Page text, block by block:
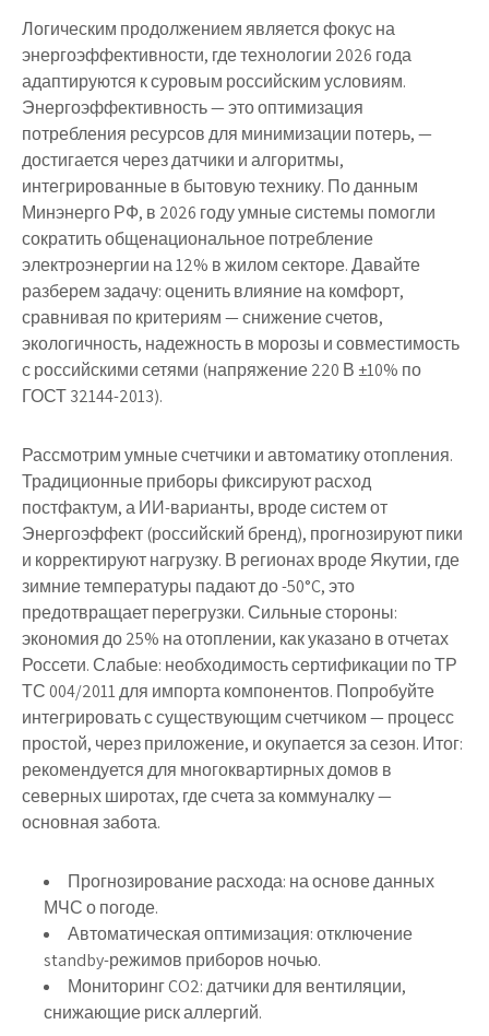
Логическим продолжением является фокус на
энергоэффективности, где технологии 2026 года
адаптируются к суровым российским условиям.
Энергоэффективность — это оптимизация
потребления ресурсов для минимизации потерь, —
достигается через датчики и алгоритмы,
интегрированные в бытовую технику. По данным
Минэнерго РФ, в 2026 году умные системы помогли
сократить общенациональное потребление
электроэнергии на 12% в жилом секторе. Давайте
разберем задачу: оценить влияние на комфорт,
сравнивая по критериям — снижение счетов,
экологичность, надежность в морозы и совместимость
с российскими сетями (напряжение 220 В ±10% по
ГОСТ 32144-2013).
Рассмотрим умные счетчики и автоматику отопления.
Традиционные приборы фиксируют расход
постфактум, а ИИ-варианты, вроде систем от
Энергоэффект (российский бренд), прогнозируют пики
и корректируют нагрузку. В регионах вроде Якутии, где
зимние температуры падают до -50°C, это
предотвращает перегрузки. Сильные стороны:
экономия до 25% на отоплении, как указано в отчетах
Россети. Слабые: необходимость сертификации по ТР
ТС 004/2011 для импорта компонентов. Попробуйте
интегрировать с существующим счетчиком — процесс
простой, через приложение, и окупается за сезон. Итог:
рекомендуется для многоквартирных домов в
северных широтах, где счета за коммуналку —
основная забота.
Прогнозирование расхода: на основе данных
МЧС о погоде.
Автоматическая оптимизация: отключение
standby-режимов приборов ночью.
Мониторинг CO2: датчики для вентиляции,
снижающие риск аллергий.